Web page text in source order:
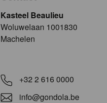
Kasteel Beaulieu
​​​Woluwelaan 1001830
Machelen
+32 2 616 0000
info@gondola.be